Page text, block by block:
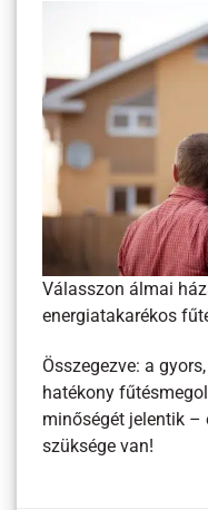
Válasszon álmai
energiatakarékos
Összegezve: a
hatékony
minőségét jelentik –
szüksége van!